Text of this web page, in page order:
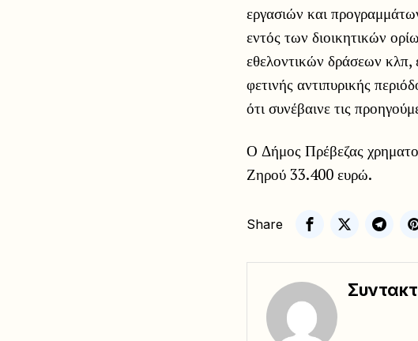
εργασιών και
εντός των διοικητικών
εθελοντικών δράσεων
φετινής αντιπυρικής
ότι συνέβαινε τις
Ο Δήμος Πρέβεζας
Ζηρού 33.400 ευρώ.
Share